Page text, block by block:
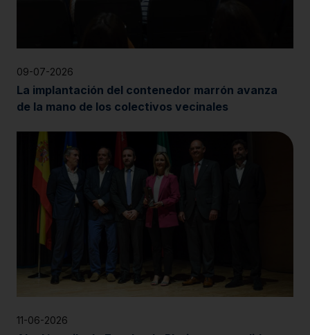
09-07-2026
La implantación del contenedor marrón avanza
de la mano de los colectivos vecinales
11-06-2026